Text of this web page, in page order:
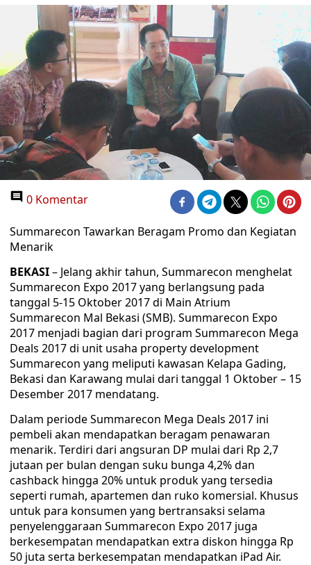
0 Komentar
Summarecon Tawarkan Beragam Promo dan Kegiatan
Menarik
BEKASI– Jelang akhir tahun, Summarecon menghelat
Summarecon Expo 2017 yang berlangsung pada
tanggal 5-15 Oktober 2017 di Main Atrium
Summarecon Mal Bekasi (SMB). Summarecon Expo
2017 menjadi bagian dari program Summarecon Mega
Deals 2017 di unit usaha property development
Summarecon yang meliputi kawasan Kelapa Gading,
Bekasi dan Karawang mulai dari tanggal 1 Oktober – 15
Desember 2017 mendatang.
Dalam periode Summarecon Mega Deals 2017 ini
pembeli akan mendapatkan beragam penawaran
menarik. Terdiri dari angsuran DP mulai dari Rp 2,7
jutaan per bulan dengan suku bunga 4,2% dan
cashback hingga 20% untuk produk yang tersedia
seperti rumah, apartemen dan ruko komersial. Khusus
untuk para konsumen yang bertransaksi selama
penyelenggaraan Summarecon Expo 2017 juga
berkesempatan mendapatkan extra diskon hingga Rp
50 juta serta berkesempatan mendapatkan iPad Air.